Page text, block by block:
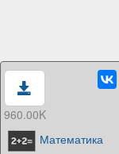
960.00K
Математика